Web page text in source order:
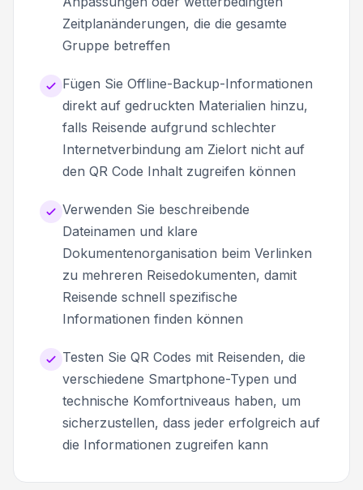
Zeitplanänderungen, die die gesamte
Gruppe betreffen
Fügen Sie Offline-Backup-Informationen
direkt auf gedruckten Materialien hinzu,
falls Reisende aufgrund schlechter
Internetverbindung am Zielort nicht auf
den QR Code Inhalt zugreifen können
Verwenden Sie beschreibende
Dateinamen und klare
Dokumentenorganisation beim Verlinken
zu mehreren Reisedokumenten, damit
Reisende schnell spezifische
Informationen finden können
Testen Sie QR Codes mit Reisenden, die
verschiedene Smartphone-Typen und
technische Komfortniveaus haben, um
sicherzustellen, dass jeder erfolgreich auf
die Informationen zugreifen kann